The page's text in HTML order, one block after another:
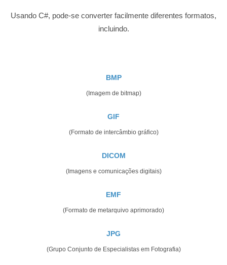
Usando C#, pode-se converter facilmente diferentes formatos,
incluindo.
BMP
(Imagem de bitmap)
GIF
(Formato de intercâmbio gráfico)
DICOM
(Imagens e comunicações digitais)
EMF
(Formato de metarquivo aprimorado)
JPG
(Grupo Conjunto de Especialistas em Fotografia)